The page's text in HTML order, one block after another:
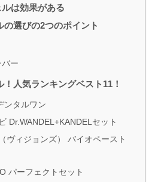
は効果がある
選びの2つのポイント
ー
人気ランキングベスト11！
ンタルワン
Dr.WANDEL+KANDELセット
ヴィジョンズ） バイオペースト
パーフェクトセット